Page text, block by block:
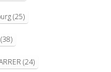
(25)
(38)
(24)